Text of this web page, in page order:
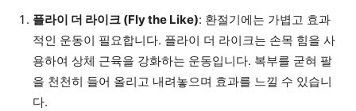
플라이 더 라이크 (Fly the Like): 환절기에는 가볍고 효과
적인 운동이 필요합니다. 플라이 더 라이크는 손목 힘을 사
용하여 상체 근육을 강화하는 운동입니다. 복부를 굳혀 팔
을 천천히 들어 올리고 내려놓으며 효과를 느낄 수 있습니
다.